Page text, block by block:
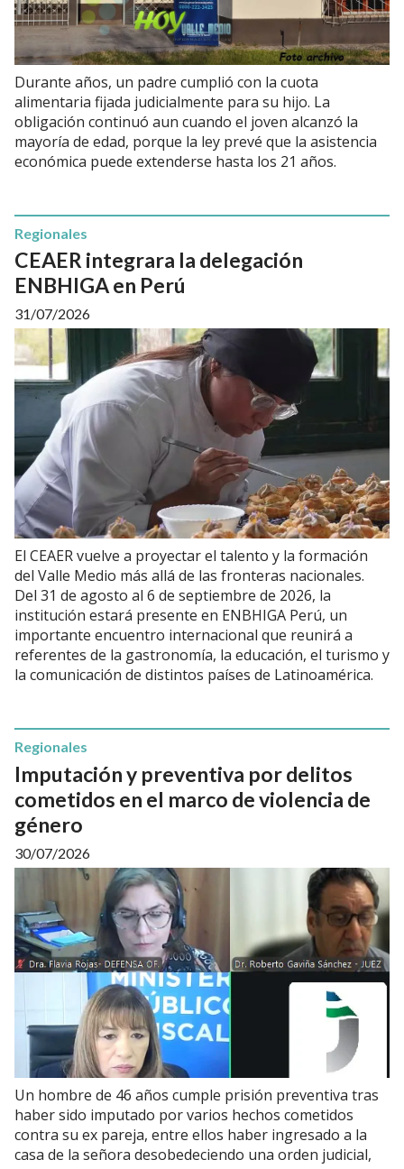
Durante años, un padre cumplió con la cuota
alimentaria fijada judicialmente para su hijo. La
obligación continuó aun cuando el joven alcanzó la
mayoría de edad, porque la ley prevé que la asistencia
económica puede extenderse hasta los 21 años.
CEAER integrara la delegación
ENBHIGA en Perú
Regionales
31/07/2026
El CEAER vuelve a proyectar el talento y la formación
del Valle Medio más allá de las fronteras nacionales.
Del 31 de agosto al 6 de septiembre de 2026, la
institución estará presente en ENBHIGA Perú, un
importante encuentro internacional que reunirá a
referentes de la gastronomía, la educación, el turismo y
la comunicación de distintos países de Latinoamérica.
Imputación y preventiva por delitos
cometidos en el marco de violencia de
género
Regionales
30/07/2026
Un hombre de 46 años cumple prisión preventiva tras
haber sido imputado por varios hechos cometidos
contra su ex pareja, entre ellos haber ingresado a la
casa de la señora desobedeciendo una orden judicial,